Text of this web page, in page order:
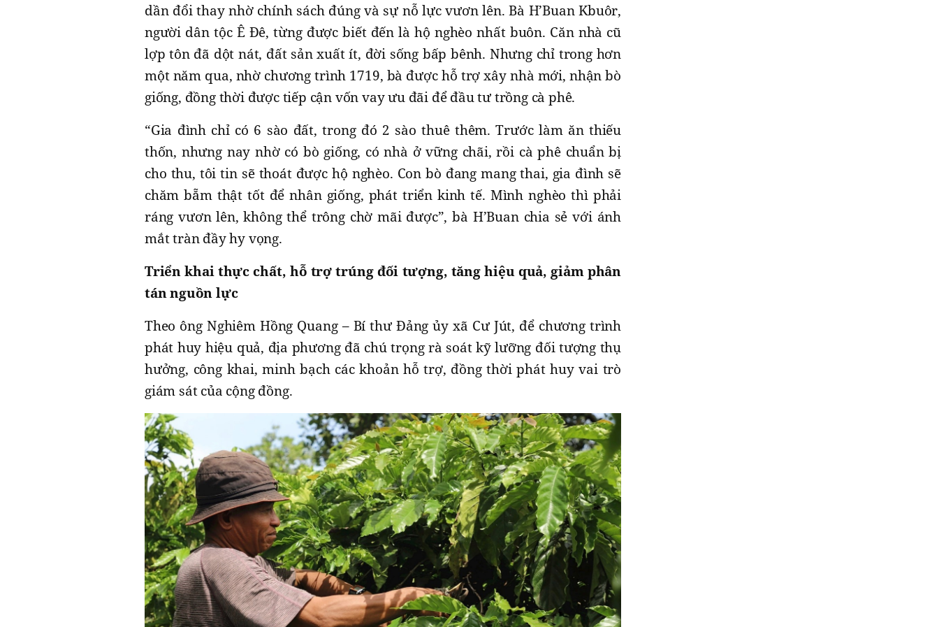
dần đổi thay nhờ chính sách đúng và sự nỗ lực vươn lên. Bà H’Buan Kbuôr,
người dân tộc Ê Đê, từng được biết đến là hộ nghèo nhất buôn. Căn nhà cũ
lợp tôn đã dột nát, đất sản xuất ít, đời sống bấp bênh. Nhưng chỉ trong hơn
một năm qua, nhờ chương trình 1719, bà được hỗ trợ xây nhà mới, nhận bò
giống, đồng thời được tiếp cận vốn vay ưu đãi để đầu tư trồng cà phê.
“Gia đình chỉ có 6 sào đất, trong đó 2 sào thuê thêm. Trước làm ăn thiếu
thốn, nhưng nay nhờ có bò giống, có nhà ở vững chãi, rồi cà phê chuẩn bị
cho thu, tôi tin sẽ thoát được hộ nghèo. Con bò đang mang thai, gia đình sẽ
chăm bẵm thật tốt để nhân giống, phát triển kinh tế. Mình nghèo thì phải
ráng vươn lên, không thể trông chờ mãi được”, bà H’Buan chia sẻ với ánh
mắt tràn đầy hy vọng.
Triển khai thực chất, hỗ trợ trúng đối tượng, tăng hiệu quả, giảm phân
tán nguồn lực
Theo ông Nghiêm Hồng Quang – Bí thư Đảng ủy xã Cư Jút, để chương trình
phát huy hiệu quả, địa phương đã chú trọng rà soát kỹ lưỡng đối tượng thụ
hưởng, công khai, minh bạch các khoản hỗ trợ, đồng thời phát huy vai trò
giám sát của cộng đồng.